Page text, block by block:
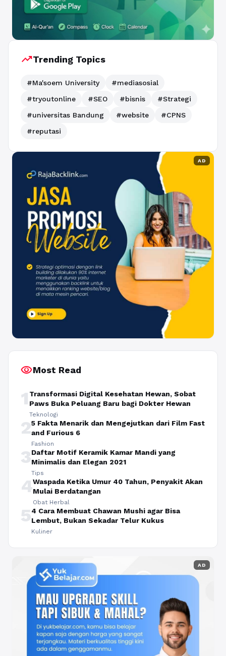
trending_upTrending Topics
#Ma'soem University
#mediasosial
#tryoutonline
#SEO #bisnis
#Strategi
#universitas Bandung
#website
#CPNS
#reputasi
AD
visibilityMost Read
1 Transformasi Digital Kesehatan Hewan, Sobat
Paws Buka Peluang Baru bagi Dokter Hewan
Teknologi
25 Fakta Menarik dan Mengejutkan dari Film Fast
and Furious 6
Fashion
3Daftar Motif Keramik Kamar Mandi yang
Minimalis dan Elegan 2021
Tips
4Waspada Ketika Umur 40 Tahun, Penyakit Akan
Mulai Berdatangan
Obat Herbal
54 Cara Membuat Chawan Mushi agar Bisa
Lembut, Bukan Sekadar Telur Kukus
Kuliner
AD